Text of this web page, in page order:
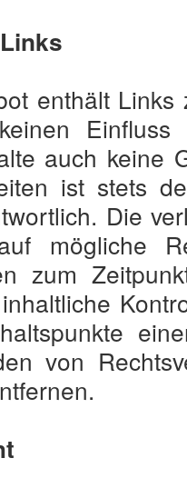
enthält
auch keine
ist stets
Die
mögliche
zum
von